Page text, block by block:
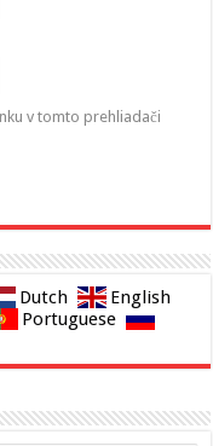
v tomto prehliadači
Dutch
English
Portuguese